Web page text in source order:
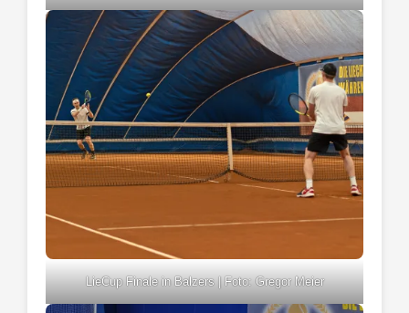
LieCup Finale in Balzers | Foto: Gregor Meier